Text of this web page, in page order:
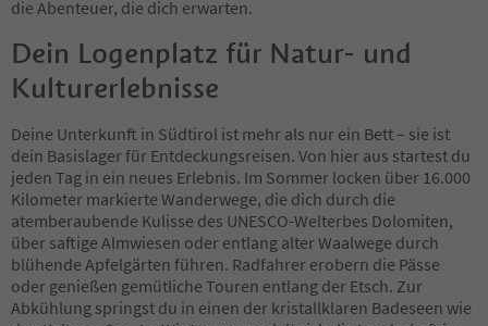
56
57
58
59
60
61
62
63
64
65
66
67
68
69
70
die Abenteuer, die dich erwarten.
Dein Logenplatz für Natur- und
Kulturerlebnisse
Deine Unterkunft in Südtirol ist mehr als nur ein Bett – sie ist
dein Basislager für Entdeckungsreisen. Von hier aus startest du
jeden Tag in ein neues Erlebnis. Im Sommer locken über 16.000
Kilometer markierte Wanderwege, die dich durch die
atemberaubende Kulisse des UNESCO-Welterbes Dolomiten,
über saftige Almwiesen oder entlang alter Waalwege durch
blühende Apfelgärten führen. Radfahrer erobern die Pässe
oder genießen gemütliche Touren entlang der Etsch. Zur
Abkühlung springst du in einen der kristallklaren Badeseen wie